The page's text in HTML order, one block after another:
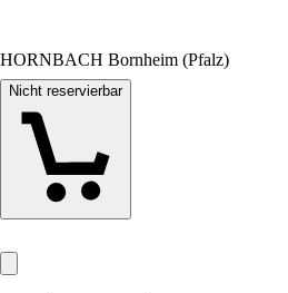
HORNBACH Bornheim (Pfalz)
Nicht reservierbar